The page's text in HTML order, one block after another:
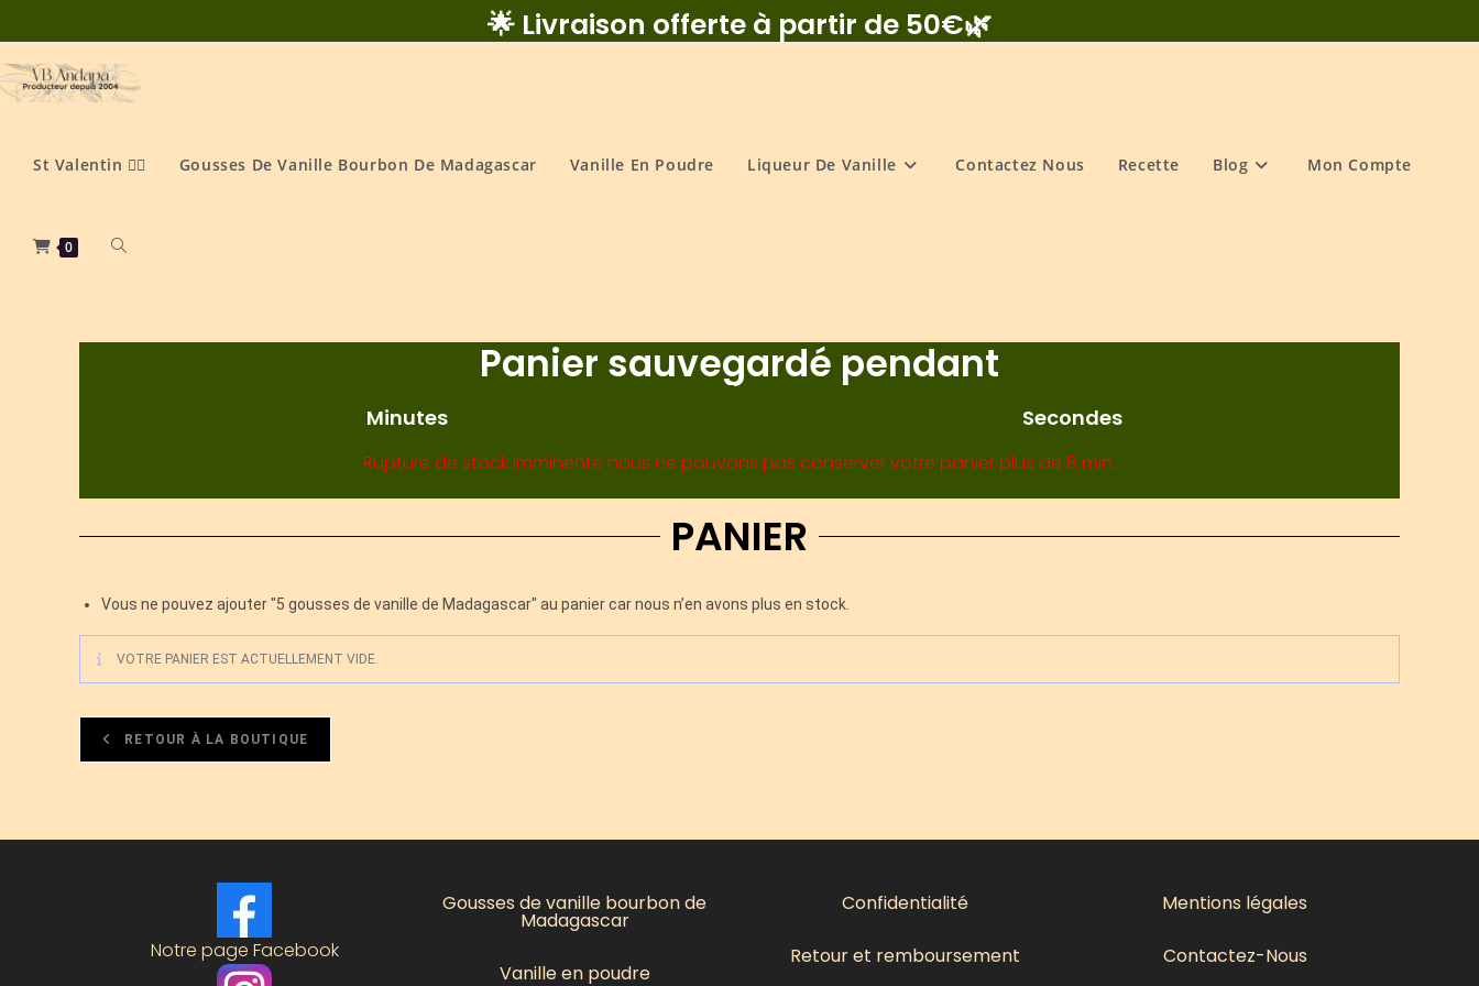
🌟 Livraison offerte à partir de 50€🌿
St Valentin ❤️‍🔥 Gousses De Vanille Bourbon De Madagascar Vanille En Poudre Liqueur De Vanille Contactez Nous Recette Blog Mon Compte
0
Panier sauvegardé pendant
Minutes Secondes
Rupture de stock imminente nous ne pouvons pas conserver votre panier plus de 8 min.
PANIER
Vous ne pouvez ajouter "5 gousses de vanille de Madagascar" au panier car nous n’en avons plus en stock.
VOTRE PANIER EST ACTUELLEMENT VIDE.
RETOUR À LA BOUTIQUE
Notre page Facebook
Gousses de vanille bourbon de
Madagascar
Vanille en poudre
Confidentialité
Retour et remboursement
Mentions légales
Contactez-Nous